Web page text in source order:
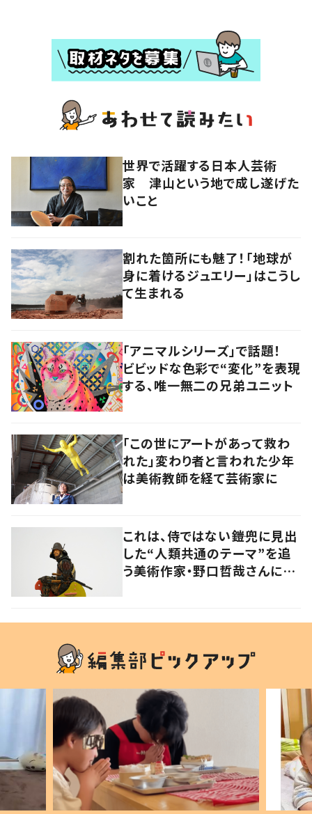
世界で活躍する日本人芸術
家 津山という地で成し遂げた
いこと
割れた箇所にも魅了！「地球が
身に着けるジュエリー」はこうし
て生まれる
「アニマルシリーズ」で話題！
ビビッドな色彩で“変化”を表現
する、唯一無二の兄弟ユニット
「この世にアートがあって救わ
れた」変わり者と言われた少年
は美術教師を経て芸術家に
これは、侍ではない――鎧兜に見出
した“人類共通のテーマ”を追
う美術作家・野口哲哉さんに聞